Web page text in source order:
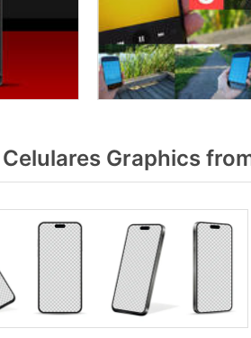
Graphics